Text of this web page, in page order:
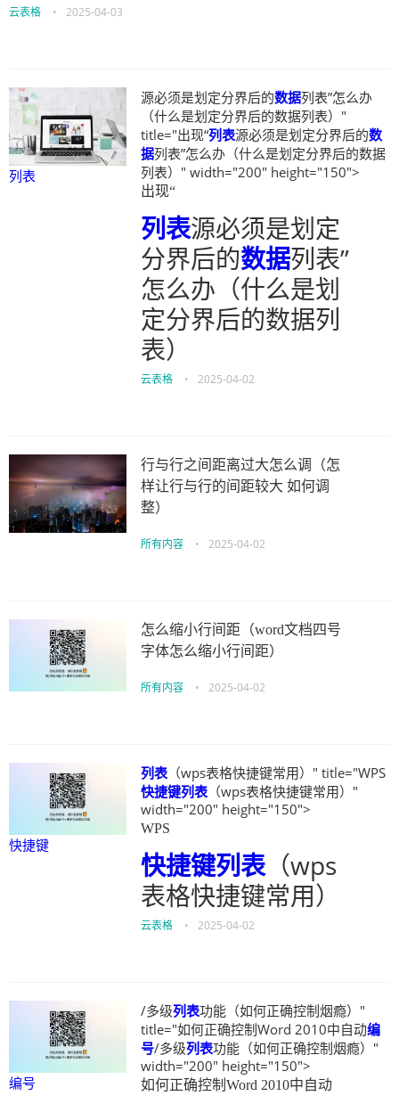
云表格 • 2025-04-03
列表
源必须是划定分界后的数据列表”怎么办
（什么是划定分界后的数据列表）"
title="出现“列表源必须是划定分界后的数
据列表”怎么办（什么是划定分界后的数据
列表）" width="200" height="150">
出现“
列表源必须是划定
分界后的数据列表”
怎么办（什么是划
定分界后的数据列
表）
云表格 • 2025-04-02
行与行之间距离过大怎么调（怎
样让行与行的间距较大 如何调
整）
所有内容 • 2025-04-02
怎么缩小行间距（word文档四号
字体怎么缩小行间距）
所有内容 • 2025-04-02
快捷键
列表（wps表格快捷键常用）" title="WPS
快捷键列表（wps表格快捷键常用）"
width="200" height="150">
WPS
快捷键列表（wps
表格快捷键常用）
云表格 • 2025-04-02
编号
/多级列表功能（如何正确控制烟瘾）"
title="如何正确控制Word 2010中自动编
号/多级列表功能（如何正确控制烟瘾）"
width="200" height="150">
如何正确控制Word 2010中自动